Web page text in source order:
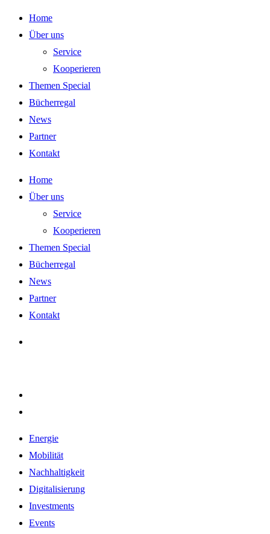
Zum
Inhalt
Home
Über uns
Service
Kooperieren
Themen Special
Bücherregal
News
Partner
Kontakt
Home
Über uns
Service
Kooperieren
Themen Special
Bücherregal
News
Partner
Kontakt
Energie
Mobilität
Nachhaltigkeit
Digitalisierung
Investments
Events